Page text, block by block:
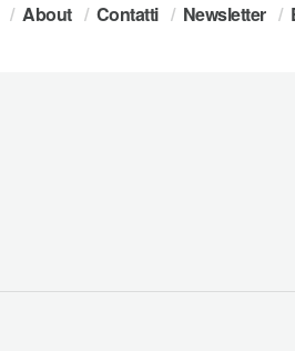
About Contatti Newsletter